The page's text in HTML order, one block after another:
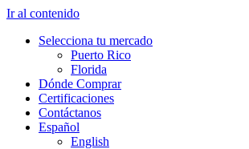
Ir al contenido
Selecciona tu mercado
Puerto Rico
Florida
Dónde Comprar
Certificaciones
Contáctanos
Español
English